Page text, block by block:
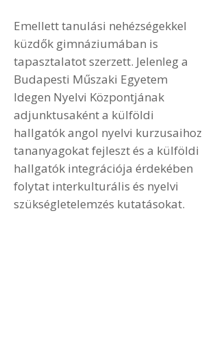
Emellett tanulási nehézségekkel
küzdők gimnáziumában is
tapasztalatot szerzett. Jelenleg a
Budapesti Műszaki Egyetem
Idegen Nyelvi Központjának
adjunktusaként a külföldi
hallgatók angol nyelvi kurzusaihoz
tananyagokat fejleszt és a külföldi
hallgatók integrációja érdekében
folytat interkulturális és nyelvi
szükségletelemzés kutatásokat.